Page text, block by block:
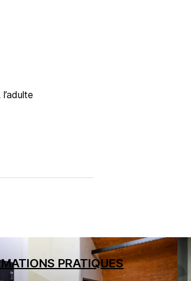
chapeaux-plies-4-6-ans
PRATIQUES